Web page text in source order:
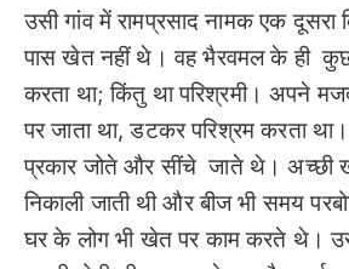
उसी गांव में रामप्रसाद नामक एक
पास खेत नहीं थे। वह भैरवमल के ही
करता था; किंतु था परिश्रमी। अपने
पर जाता था, डटकर परिश्रम करता
प्रकार जोते और सींचे जाते थे। अच्छी
निकाली जाती थी और बीज भी समय
घर के लोग भी खेत पर काम करते थे।